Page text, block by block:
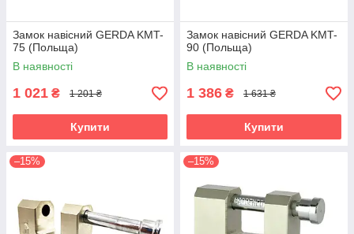
Замок навісний GERDA KMT-
75 (Польща)
В наявності
1 021 ₴ 1 201 ₴
Купити
Замок навісний GERDA KMT-
90 (Польща)
В наявності
1 386 ₴ 1 631 ₴
Купити
–15% –15%